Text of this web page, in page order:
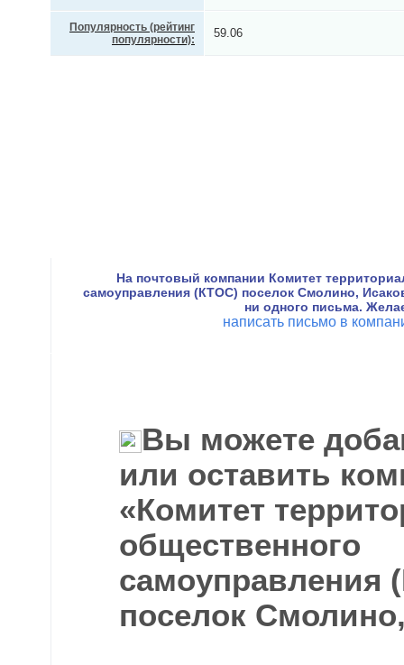
Популярность (рейтинг
популярности):
59.06
На почтовый компании Комитет
самоуправления (КТОС) поселок Смолино,
ни одного письма.
написать письмо в
Вы можете
или оставить
«Комитет
общественного
самоуправления
поселок